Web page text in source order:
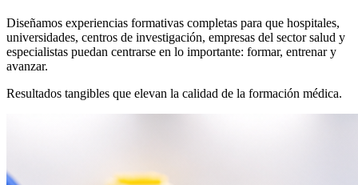
Diseñamos experiencias formativas completas para que hospitales,
universidades, centros de investigación, empresas del sector salud y
especialistas puedan centrarse en lo importante: formar, entrenar y
avanzar.
Resultados tangibles que elevan la calidad de la formación médica.